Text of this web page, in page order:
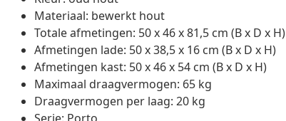
Materiaal: bewerkt hout
Totale afmetingen: 50 x 46 x 81,5 cm (B x D x H)
Afmetingen lade: 50 x 38,5 x 16 cm (B x D x H)
Afmetingen kast: 50 x 46 x 54 cm (B x D x H)
Maximaal draagvermogen: 65 kg
Draagvermogen per laag: 20 kg